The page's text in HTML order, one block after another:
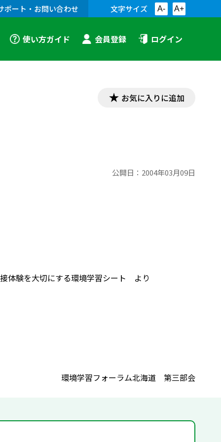
ポート・お問い合わせ 文字サイズ A- A+
使い方ガイド 会員登録 ログイン
お気に入りに追加
公開日： 2004年03月09日
体験を大切にする環境学習シート より
環境学習フォーラム北海道 第三部会